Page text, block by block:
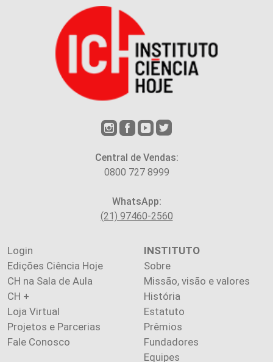
Central de Vendas:
0800 727 8999
WhatsApp:
(21) 97460-2560
Login
Edições Ciência Hoje
CH na Sala de Aula
CH +
Loja Virtual
Projetos e Parcerias
Fale Conosco
INSTITUTO
Sobre
Missão, visão e valores
História
Estatuto
Prêmios
Fundadores
Equipes